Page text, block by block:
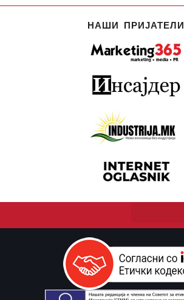
НАШИ ПРИЈАТЕЛИ